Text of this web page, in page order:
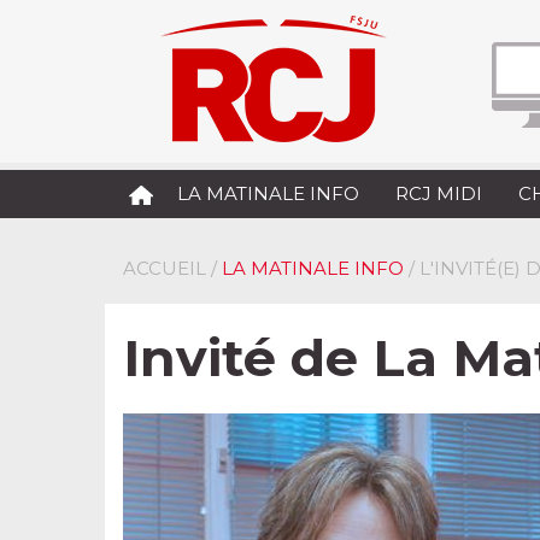
LA MATINALE INFO RCJ MIDI
ACCUEIL / LA MATINALE INFO / L'INVITÉ(E)
Invité de La